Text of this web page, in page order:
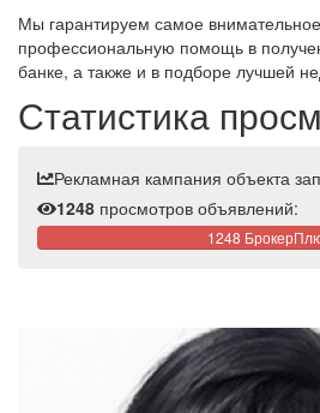
Мы гарантируем самое
профессиональную помощь в
банке, а также и в подборе лучшей
Статистика
Рекламная кампания объекта
1248 просмотров объявлений:
1248